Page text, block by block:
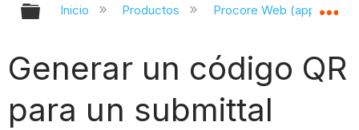
Expandir/contraer jerarquía global
Inicio Productos Procore Web
Generar un código QR
para un submittal